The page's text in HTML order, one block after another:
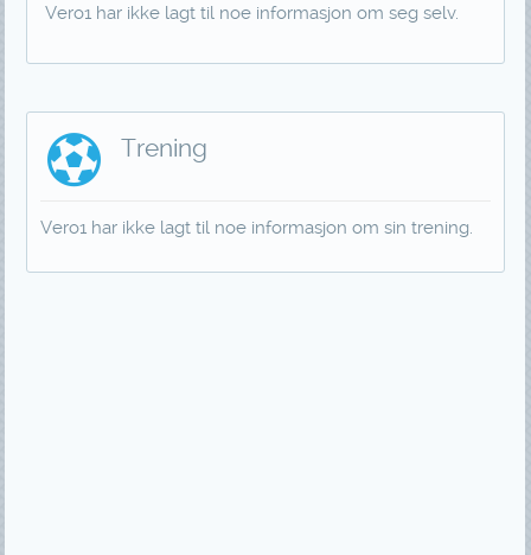
Vero1 har ikke lagt til noe informasjon om seg selv.
Trening
Vero1 har ikke lagt til noe informasjon om sin trening.